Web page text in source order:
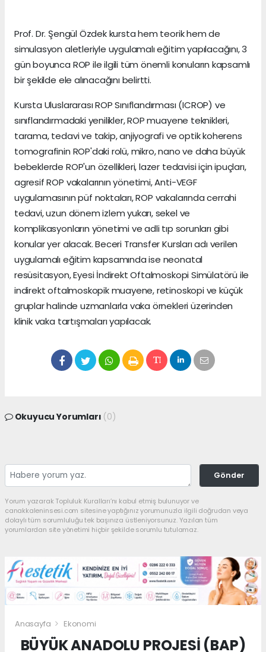
Prof. Dr. Şengül Özdek kursta hem teorik hem de
simulasyon aletleriyle uygulamalı eğitim yapılacağını, 3
gün boyunca ROP ile ilgili tüm önemli konuların kapsamlı
bir şekilde ele alınacağını belirtti.
Kursta Uluslararası ROP Sınıflandırması (ICROP) ve
sınıflandırmadaki yenilikler, ROP muayene teknikleri,
tarama, tedavi ve takip, anjiyografi ve optik koherens
tomografinin ROP'daki rolü, mikro, nano ve daha büyük
bebeklerde ROP'un özellikleri, lazer tedavisi için ipuçları,
agresif ROP vakalarının yönetimi, Anti-VEGF
uygulamasının püf noktaları, ROP vakalarında cerrahi
tedavi, uzun dönem izlem yukarı, sekel ve
komplikasyonların yönetimi ve adli tıp sorunları gibi
konular yer alacak. Beceri Transfer Kursları adı verilen
uygulamalı eğitim kapsamında ise neonatal
resüsitasyon, Eyesi İndirekt Oftalmoskopi Simülatörü ile
indirekt oftalmoskopik muayene, retinoskopi ve küçük
gruplar halinde uzmanlarla vaka örnekleri üzerinden
klinik vaka tartışmaları yapılacak.
Okuyucu Yorumları (0)
Gönder
Yorum yazarak Topluluk Kuralları’nı kabul etmiş bulunuyor ve
canakkaleninsesi.com sitesine yaptığınız yorumunuzla ilgili doğrudan veya
dolaylı tüm sorumluluğu tek başınıza üstleniyorsunuz. Yazılan tüm
yorumlardan site yönetimi hiçbir şekilde sorumlu tutulamaz.
Anasayfa Ekonomi
BÜYÜK ANADOLU PROJESİ (BAP)